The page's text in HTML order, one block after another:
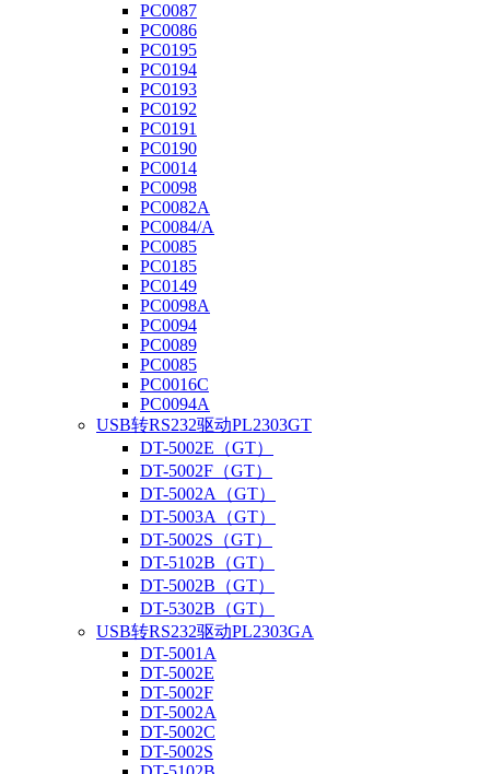
PC0087
PC0086
PC0195
PC0194
PC0193
PC0192
PC0191
PC0190
PC0014
PC0098
PC0082A
PC0084/A
PC0085
PC0185
PC0149
PC0098A
PC0094
PC0089
PC0085
PC0016C
PC0094A
USB转RS232驱动PL2303GT
DT-5002E（GT）
DT-5002F（GT）
DT-5002A（GT）
DT-5003A（GT）
DT-5002S（GT）
DT-5102B（GT）
DT-5002B（GT）
DT-5302B（GT）
USB转RS232驱动PL2303GA
DT-5001A
DT-5002E
DT-5002F
DT-5002A
DT-5002C
DT-5002S